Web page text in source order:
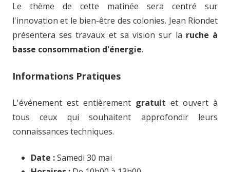
Le thème de cette matinée sera centré sur
l'innovation et le bien-être des colonies. Jean Riondet
présentera ses travaux et sa vision sur la ruche à
basse consommation d'énergie.
Informations Pratiques
L'événement est entièrement gratuit et ouvert à
tous ceux qui souhaitent approfondir leurs
connaissances techniques.
Date :Samedi 30 mai